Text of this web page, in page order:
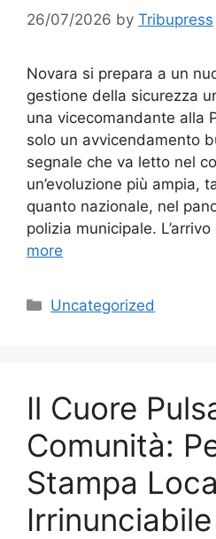
26/07/2026 by Tribupress
Novara si prepara a un
gestione della sicurezza
una vicecomandante alla
solo un avvicendamento
segnale che va letto nel
un’evoluzione più ampia,
quanto nazionale, nel
polizia municipale.
more
Categories
Uncategorized
Il Cuore
Comunità:
Stampa
Irrinunciabile